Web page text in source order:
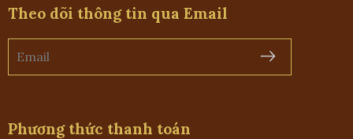
Theo dõi thông tin qua Email
Phương thức thanh toán